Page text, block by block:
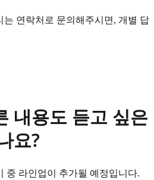
연락처로 문의해주시면, 개별 답
내용도 듣고 싶은
요?
중 라인업이 추가될 예정입니다.